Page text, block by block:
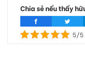
Chia sẻ nếu thấy
5/5